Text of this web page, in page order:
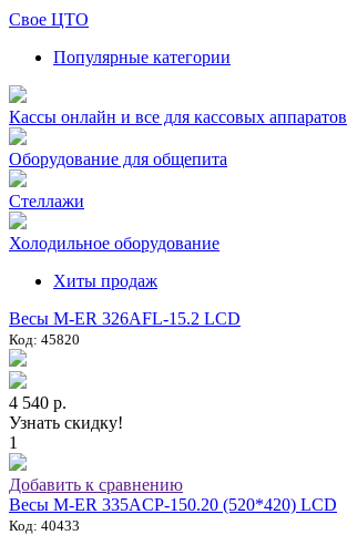
Свое ЦТО
Популярные категории
Кассы онлайн и все для кассовых аппаратов
Оборудование для общепита
Стеллажи
Холодильное оборудование
Хиты продаж
Весы M-ER 326AFL-15.2 LCD
Код: 45820
4 540 р.
Узнать скидку!
1
Добавить к сравнению
Весы M-ER 335ACP-150.20 (520*420) LCD
Код: 40433